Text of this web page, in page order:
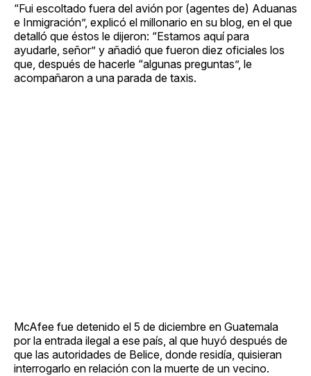
“Fui escoltado fuera del avión por (agentes de) Aduanas
e Inmigración”, explicó el millonario en su blog, en el que
detalló que éstos le dijeron: “Estamos aquí para
ayudarle, señor” y añadió que fueron diez oficiales los
que, después de hacerle “algunas preguntas”, le
acompañaron a una parada de taxis.
McAfee fue detenido el 5 de diciembre en Guatemala
por la entrada ilegal a ese país, al que huyó después de
que las autoridades de Belice, donde residía, quisieran
interrogarlo en relación con la muerte de un vecino.